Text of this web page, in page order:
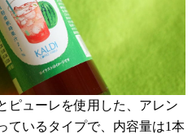
ピューレを使用した、アレン
ているタイプで、内容量は1本